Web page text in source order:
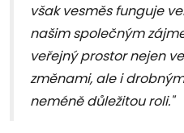
však vesměs funguje
našim společným
veřejný prostor nejen
změnami, ale i
neméně důležitou roli."